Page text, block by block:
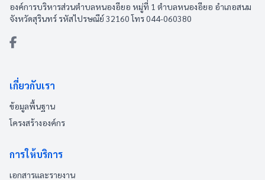
องค์การบริหารส่วนตำบลหนองอียอ หมู่ที่ 1 ตำบลหนองอียอ อำเภอสนม
จังหวัดสุรินทร์ รหัสไปรษณีย์ 32160 โทร 044-060380
เกี่ยวกับเรา
ข้อมูลพื้นฐาน
โครงสร้างองค์กร
การให้บริการ
เอกสารและรายงาน